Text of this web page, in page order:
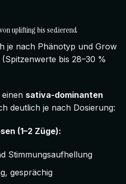
uplifting bis sedierend
je nach Phänotyp und Grow
(Spitzenwerte bis 28–30 %
sativa-dominanten
deutlich je nach Dosierung:
(1–2 Züge):
Stimmungsaufhellung
gesprächig